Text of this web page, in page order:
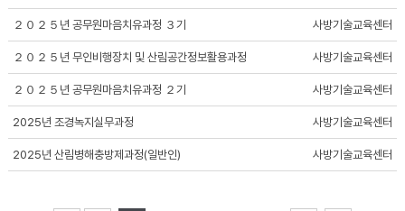
２０２５년 공무원마음치유과정 ３기 사방기술교육센터
２０２５년 무인비행장치 및 산림공간정보활용과정 사방기술교육센터
２０２５년 공무원마음치유과정 ２기 사방기술교육센터
2025년 조경녹지실무과정 사방기술교육센터
2025년 산림병해충방제과정(일반인) 사방기술교육센터